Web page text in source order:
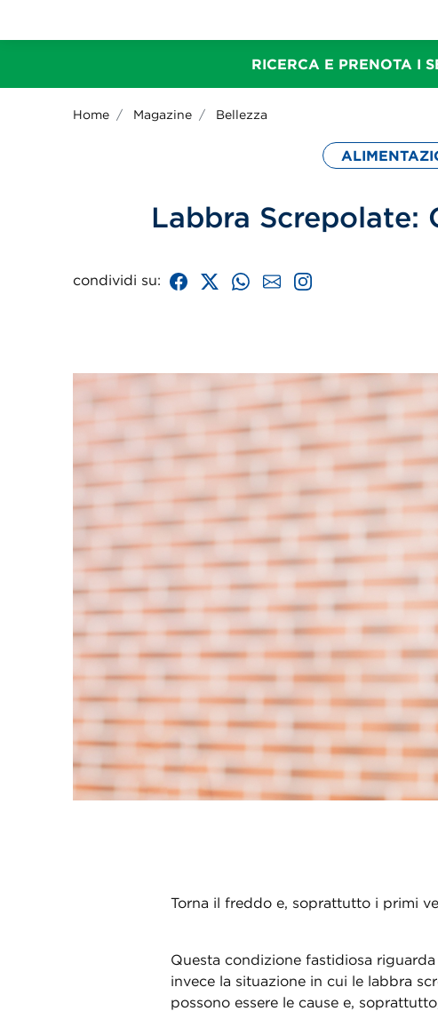
RICERCA E PRENOTA I
Home Magazine Bellezza
Labbra Screpolate:
condividi su:
Torna il freddo e, soprattutto i primi
Questa condizione fastidiosa
invece la situazione in cui le labbra
possono essere le cause e,